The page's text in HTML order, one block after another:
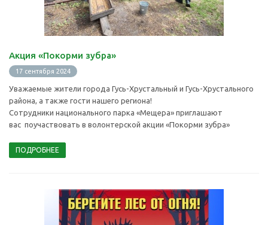
Акция «Покорми зубра»
17 сентября 2024
Уважаемые жители города Гусь-Хрустальный и Гусь-Хрустального
района, а также гости нашего региона!
Сотрудники национального парка «Мещера» приглашают
вас поучаствовать в волонтерской акции «Покорми зубра»
ПОДРОБНЕЕ